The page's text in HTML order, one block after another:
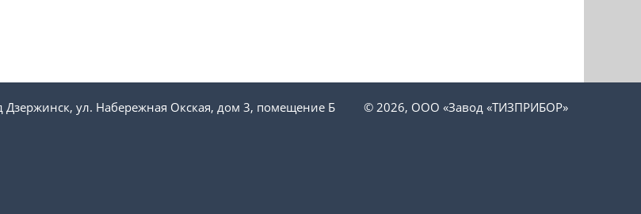
Дзержинск, ул. Набережная Окская, дом 3, помещение Б © 2026, ООО «Завод «ТИЗПРИБОР»